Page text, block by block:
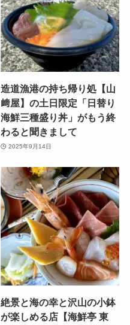
造道漁港の持ち帰り処【山
﨑屋】の土日限定「日替り
海鮮三種盛り丼」がもう終
わると聞きまして
2025年9月14日
絶景と海の幸と沢山の小鉢
が楽しめる店【海鮮亭 東